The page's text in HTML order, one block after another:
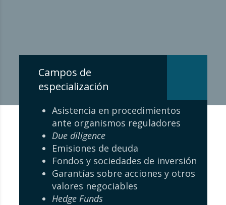
Campos de
especialización
Asistencia en procedimientos
ante organismos reguladores
Due diligence
Emisiones de deuda
Fondos y sociedades de inversión
Garantías sobre acciones y otros
valores negociables
Hedge Funds